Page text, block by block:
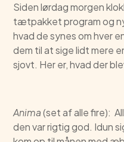
Siden lørdag morgen
tætpakket program og
hvad de synes om hver
dem til at sige lidt mere
sjovt. Her er, hvad der
Anima(set af alle fire):
den var rigtig god. Idun